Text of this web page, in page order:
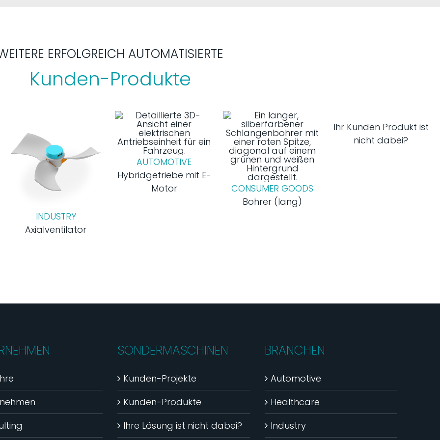
ERFOLGREICH AUTOMATISIERTE
Kunden-Produkte
INDUSTRY
Axialventilator
AUTOMOTIVE
Hybridgetriebe mit E-
Motor
CONSUMER GOODS
Bohrer (lang)
Ihr Kunden Produkt ist
nicht dabei?
SONDERMASCHINEN
Kunden-Projekte
Kunden-Produkte
Ihre Lösung ist nicht dabei?
BRANCHEN
Automotive
Healthcare
Industry